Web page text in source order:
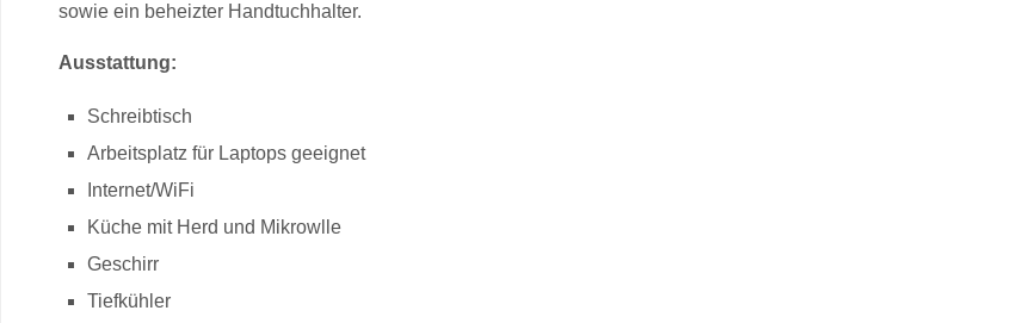
sowie ein beheizter Handtuchhalter.
Ausstattung:
Schreibtisch
Arbeitsplatz für Laptops geeignet
Internet/WiFi
Küche mit Herd und Mikrowlle
Geschirr
Tiefkühler